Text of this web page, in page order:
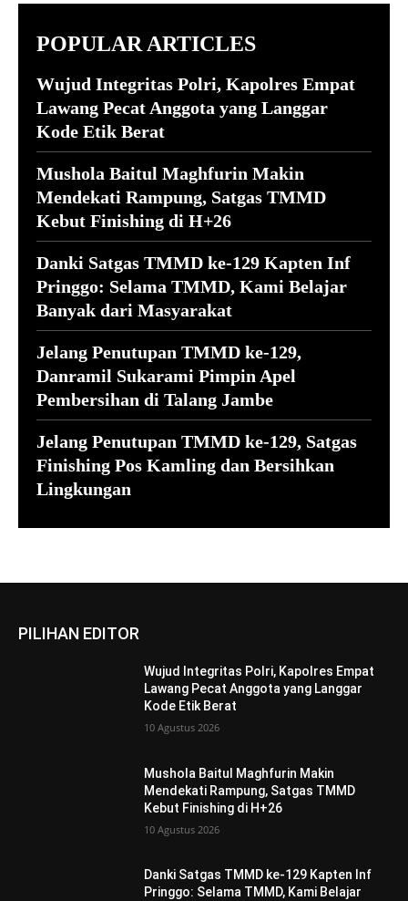
POPULAR ARTICLES
Wujud Integritas Polri, Kapolres Empat
Lawang Pecat Anggota yang Langgar
Kode Etik Berat
Mushola Baitul Maghfurin Makin
Mendekati Rampung, Satgas TMMD
Kebut Finishing di H+26
Danki Satgas TMMD ke-129 Kapten Inf
Pringgo: Selama TMMD, Kami Belajar
Banyak dari Masyarakat
Jelang Penutupan TMMD ke-129,
Danramil Sukarami Pimpin Apel
Pembersihan di Talang Jambe
Jelang Penutupan TMMD ke-129, Satgas
Finishing Pos Kamling dan Bersihkan
Lingkungan
PILIHAN EDITOR
Wujud Integritas Polri, Kapolres Empat
Lawang Pecat Anggota yang Langgar
Kode Etik Berat
10 Agustus 2026
Mushola Baitul Maghfurin Makin
Mendekati Rampung, Satgas TMMD
Kebut Finishing di H+26
10 Agustus 2026
Danki Satgas TMMD ke-129 Kapten Inf
Pringgo: Selama TMMD, Kami Belajar